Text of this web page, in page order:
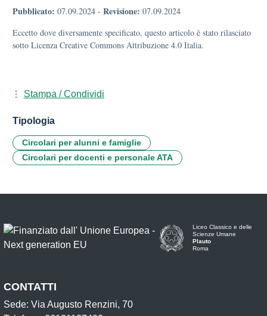
Pubblicato: 07.09.2024 - Revisione: 07.09.2024
Eccetto dove diversamente specificato, questo articolo è stato rilasciato
sotto Licenza Creative Commons Attribuzione 4.0 Italia.
Stampa / Condividi
Tipologia
Circolari per alunni e famiglie
Circolari per docenti e personale ATA
Liceo Classico e delle
Scienze Umane
Plauto
Roma
CONTATTI
Sede: Via Augusto Renzini, 70